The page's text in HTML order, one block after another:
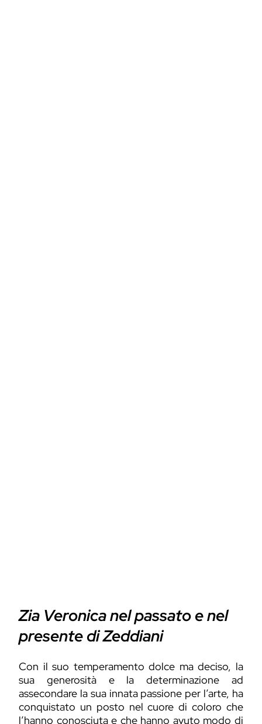
Zia Veronica nel passato e nel
presente di Zeddiani
Con il suo temperamento dolce ma deciso, la
sua generosità e la determinazione ad
assecondare la sua innata passione per l’arte, ha
conquistato un posto nel cuore di coloro che
l’hanno conosciuta e che hanno avuto modo di